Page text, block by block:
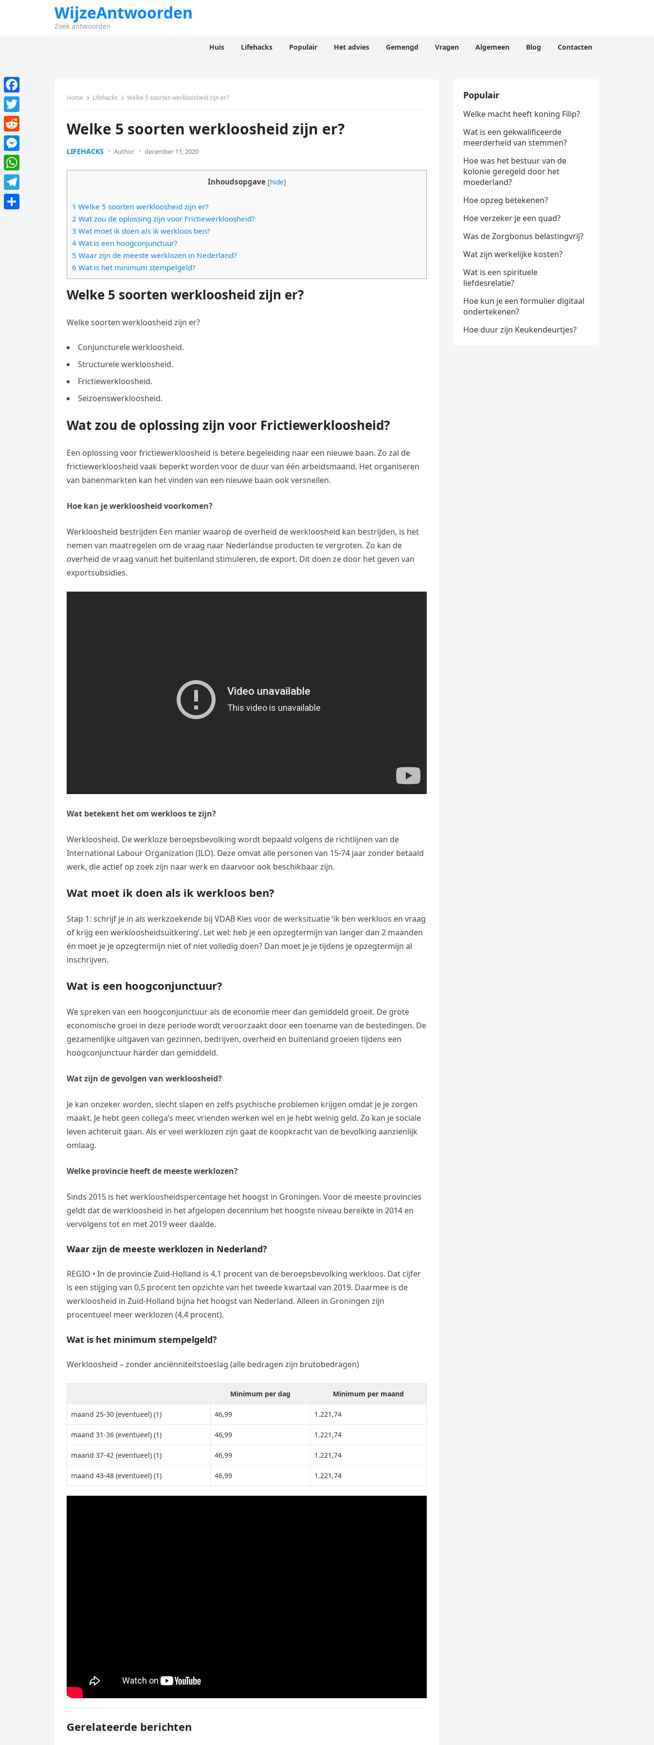
WijzeAntwoorden
Zoek antwoorden
Huis Lifehacks Populair Het advies Gemengd Vragen Algemeen Blog Contacten
Home Lifehacks Welke 5 soorten werkloosheid zijn er?
Welke 5 soorten werkloosheid zijn er?
LIFEHACKS Author december 11, 2020
Inhoudsopgave [hide]
1 Welke 5 soorten werkloosheid zijn er?
2 Wat zou de oplossing zijn voor Frictiewerkloosheid?
3 Wat moet ik doen als ik werkloos ben?
4 Wat is een hoogconjunctuur?
5 Waar zijn de meeste werklozen in Nederland?
6 Wat is het minimum stempelgeld?
Welke 5 soorten werkloosheid zijn er?
Welke soorten werkloosheid zijn er?
Conjuncturele werkloosheid.
Structurele werkloosheid.
Frictiewerkloosheid.
Seizoenswerkloosheid.
Wat zou de oplossing zijn voor Frictiewerkloosheid?
Een oplossing voor frictiewerkloosheid is betere begeleiding naar een nieuwe baan. Zo zal de
frictiewerkloosheid vaak beperkt worden voor de duur van één arbeidsmaand. Het organiseren
van banenmarkten kan het vinden van een nieuwe baan ook versnellen.
Hoe kan je werkloosheid voorkomen?
Werkloosheid bestrijden Een manier waarop de overheid de werkloosheid kan bestrijden, is het
nemen van maatregelen om de vraag naar Nederlandse producten te vergroten. Zo kan de
overheid de vraag vanuit het buitenland stimuleren, de export. Dit doen ze door het geven van
exportsubsidies.
Wat betekent het om werkloos te zijn?
Werkloosheid. De werkloze beroepsbevolking wordt bepaald volgens de richtlijnen van de
International Labour Organization (ILO). Deze omvat alle personen van 15-74 jaar zonder betaald
werk, die actief op zoek zijn naar werk en daarvoor ook beschikbaar zijn.
Wat moet ik doen als ik werkloos ben?
Stap 1: schrijf je in als werkzoekende bij VDAB Kies voor de werksituatie ‘ik ben werkloos en vraag
of krijg een werkloosheidsuitkering’. Let wel: heb je een opzegtermijn van langer dan 2 maanden
én moet je je opzegtermijn niet of niet volledig doen? Dan moet je je tijdens je opzegtermijn al
inschrijven.
Wat is een hoogconjunctuur?
We spreken van een hoogconjunctuur als de economie meer dan gemiddeld groeit. De grote
economische groei in deze periode wordt veroorzaakt door een toename van de bestedingen. De
gezamenlijke uitgaven van gezinnen, bedrijven, overheid en buitenland groeien tijdens een
hoogconjunctuur harder dan gemiddeld.
Wat zijn de gevolgen van werkloosheid?
Je kan onzeker worden, slecht slapen en zelfs psychische problemen krijgen omdat je je zorgen
maakt. Je hebt geen collega’s meer, vrienden werken wel en je hebt weinig geld. Zo kan je sociale
leven achteruit gaan. Als er veel werklozen zijn gaat de koopkracht van de bevolking aanzienlijk
omlaag.
Welke provincie heeft de meeste werklozen?
Sinds 2015 is het werkloosheidspercentage het hoogst in Groningen. Voor de meeste provincies
geldt dat de werkloosheid in het afgelopen decennium het hoogste niveau bereikte in 2014 en
vervolgens tot en met 2019 weer daalde.
Waar zijn de meeste werklozen in Nederland?
REGIO • In de provincie Zuid-Holland is 4,1 procent van de beroepsbevolking werkloos. Dat cijfer
is een stijging van 0,5 procent ten opzichte van het tweede kwartaal van 2019. Daarmee is de
werkloosheid in Zuid-Holland bijna het hoogst van Nederland. Alleen in Groningen zijn
procentueel meer werklozen (4,4 procent).
Wat is het minimum stempelgeld?
Werkloosheid – zonder anciënniteitstoeslag (alle bedragen zijn brutobedragen)
Minimum per dag Minimum per maand
maand 25-30 (eventueel) (1) 46,99 1.221,74
maand 31-36 (eventueel) (1) 46,99 1.221,74
maand 37-42 (eventueel) (1) 46,99 1.221,74
maand 43-48 (eventueel) (1) 46,99 1.221,74
Gerelateerde berichten
Populair
Welke macht heeft koning Filip?
Wat is een gekwalificeerde
meerderheid van stemmen?
Hoe was het bestuur van de
kolonie geregeld door het
moederland?
Hoe opzeg betekenen?
Hoe verzeker je een quad?
Was de Zorgbonus belastingvrij?
Wat zijn werkelijke kosten?
Wat is een spirituele
liefdesrelatie?
Hoe kun je een formulier digitaal
ondertekenen?
Hoe duur zijn Keukendeurtjes?
F
a
c
e
b
o
o
k
T
w
i
t
t
e
R
e
d
d
M
e
s
s
W
h
a
T